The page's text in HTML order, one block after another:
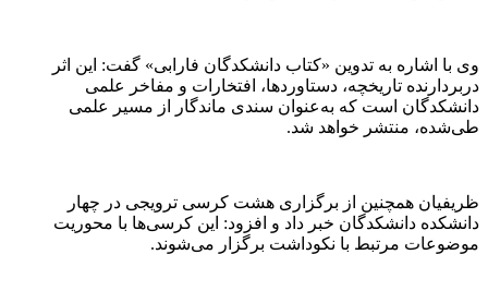
وی با اشاره به تدوین «کتاب دانشکدگان فارابی» گفت: این اثر
دربردارنده تاریخچه، دستاوردها، افتخارات و مفاخر علمی
دانشکدگان است که به‌عنوان سندی ماندگار از مسیر علمی
طی‌شده، منتشر خواهد شد.
ظریفیان همچنین از برگزاری هشت کرسی ترویجی در چهار
دانشکده دانشکدگان خبر داد و افزود: این کرسی‌ها با محوریت
موضوعات مرتبط با نکوداشت برگزار می‌شوند.